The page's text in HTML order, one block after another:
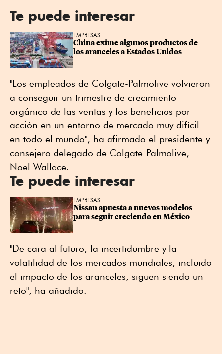
Te puede interesar
EMPRESAS
China exime algunos productos de
los aranceles a Estados Unidos
"Los empleados de Colgate-Palmolive volvieron
a conseguir un trimestre de crecimiento
orgánico de las ventas y los beneficios por
acción en un entorno de mercado muy difícil
en todo el mundo", ha afirmado el presidente y
consejero delegado de Colgate-Palmolive,
Noel Wallace.
Te puede interesar
EMPRESAS
Nissan apuesta a nuevos modelos
para seguir creciendo en México
"De cara al futuro, la incertidumbre y la
volatilidad de los mercados mundiales, incluido
el impacto de los aranceles, siguen siendo un
reto", ha añadido.